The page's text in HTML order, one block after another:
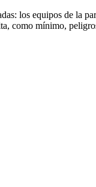
los equipos de la
como mínimo,